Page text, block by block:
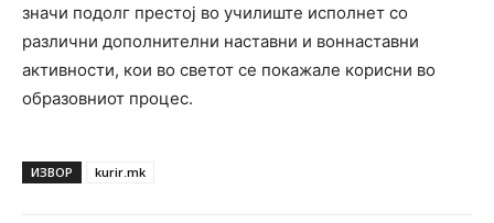
значи подолг престој во училиште исполнет со
различни дополнителни наставни и воннаставни
активности, кои во светот се покажале корисни во
образовниот процес.
ИЗВОР kurir.mk